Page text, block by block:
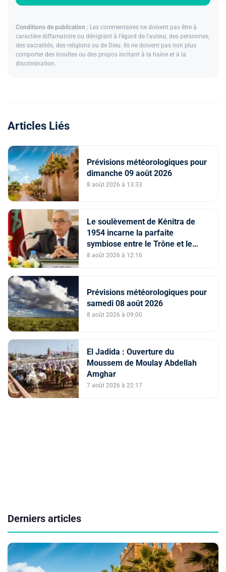
Conditions de publication : Les commentaires ne doivent pas être à
caractère diffamatoire ou dénigrant à l'égard de l'auteur, des personnes,
des sacralités, des religions ou de Dieu. Ils ne doivent pas non plus
comporter des insultes ou des propos incitant à la haine et à la
discrimination.
Articles Liés
Prévisions météorologiques pour
dimanche 09 août 2026
8 août 2026 à 13:33
Le soulèvement de Kénitra de
1954 incarne la parfaite
symbiose entre le Trône et le
peuple et l’unité de volonté et de
8 août 2026 à 12:16
Prévisions météorologiques pour
samedi 08 août 2026
8 août 2026 à 09:00
El Jadida : Ouverture du
Moussem de Moulay Abdellah
Amghar
7 août 2026 à 22:17
Derniers articles